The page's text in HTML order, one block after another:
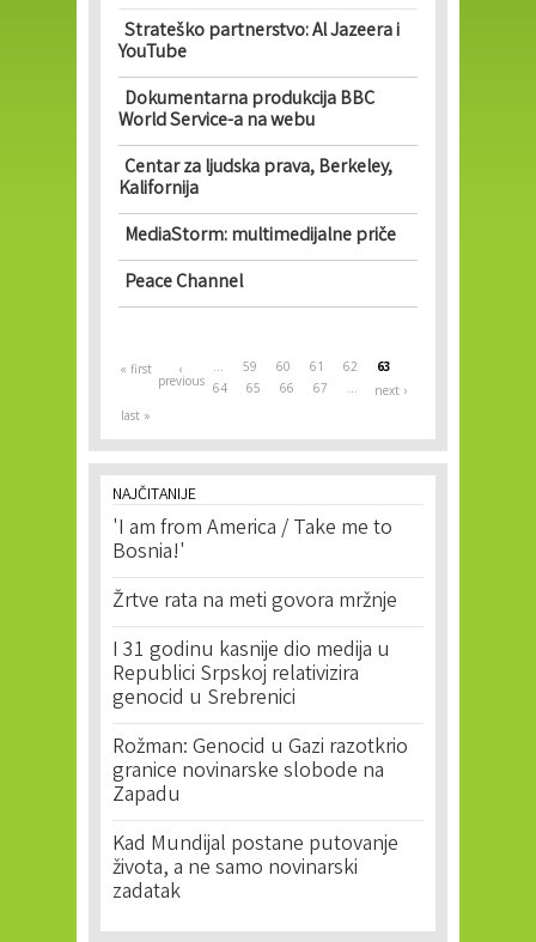
Strateško partnerstvo: Al Jazeera i
YouTube
Dokumentarna produkcija BBC
World Service-a na webu
Centar za ljudska prava, Berkeley,
Kalifornija
MediaStorm: multimedijalne priče
Peace Channel
Pages
« first ‹
previous
… 59 60 61 62
63
64
65 66 67 …
next ›
last »
NAJČITANIJE
'I am from America / Take me to
Bosnia!'
Žrtve rata na meti govora mržnje
I 31 godinu kasnije dio medija u
Republici Srpskoj relativizira
genocid u Srebrenici
Rožman: Genocid u Gazi razotkrio
granice novinarske slobode na
Zapadu
Kad Mundijal postane putovanje
života, a ne samo novinarski
zadatak